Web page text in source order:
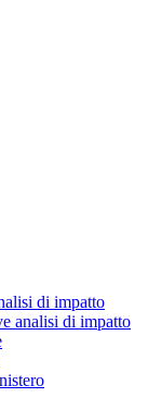
di impatto
analisi di impatto